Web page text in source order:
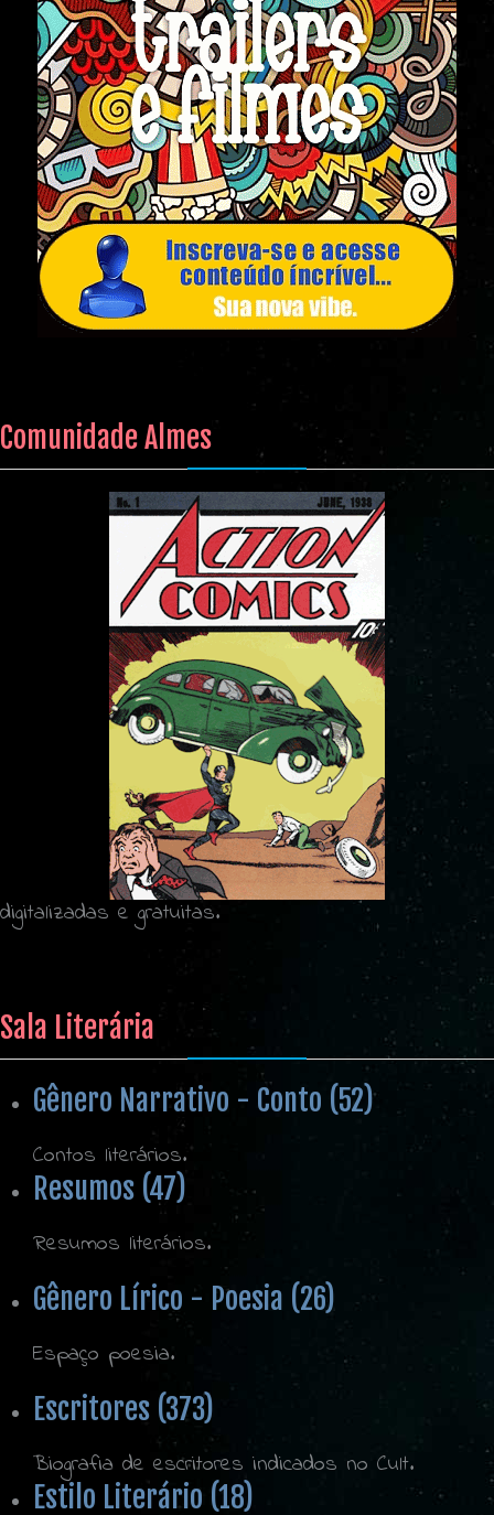
Comunidade Almes
digitalizadas e gratuitas.
Sala Literária
Gênero Narrativo - Conto (52)
Contos literários.
Resumos (47)
Resumos literários.
Gênero Lírico - Poesia (26)
Espaço poesia.
Escritores (373)
Biografia de escritores indicados no Cult.
Estilo Literário (18)